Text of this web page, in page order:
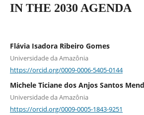
IN THE 2030 AGENDA
Flávia Isadora Ribeiro Gomes
Universidade da Amazônia
https://orcid.org/0009-0006-5405-0144
Michele Ticiane dos Anjos Santos
Universidade da Amazônia
https://orcid.org/0009-0005-1843-9251